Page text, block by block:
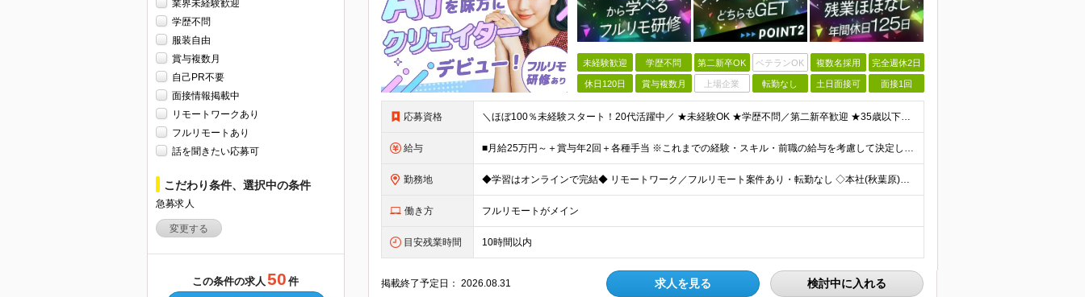
業界未経験歓迎
学歴不問
服装自由
賞与複数月
自己PR不要
面接情報掲載中
リモートワークあり
フルリモートあり
話を聞きたい応募可
こだわり条件、選択中の条件
急募求人
変更する
この条件の求人 50 件
未経験歓迎 学歴不問 第二新卒OK ベテランOK 複数名採用 完全週休2日
休日120日 賞与複数月 上場企業 転勤なし 土日面接可 面接1回
応募資格 ＼ほぼ100％未経験スタート！20代活躍中／ ★未経験OK ★学歴不問／第二新卒歓迎 ★35歳以下の方（若年層の長期キャリア形成を図るため） ＜こんな方は大歓迎！＞ ・YouTubeやTikTokな
給与 ■月給25万円～＋賞与年2回＋各種手当 ※これまでの経験・スキル・前職の給与を考慮して決定します ※上記には、固定残業代（月20時間分／32,500円～）が含まれます ＜研修期間（7ヶ月～最大10ヶ
勤務地 ◆学習はオンラインで完結◆ リモートワーク／フルリモート案件あり・転勤なし ◇本社(秋葉原)または一都三県のクライアント先 ※勤務地につきましては、ご相談の上で配属 ＜本社＞ ◇東京都台東区台東1
働き方 フルリモートがメイン
目安残業時間 10時間以内
掲載終了予定日：2026.08.31 求人を見る 検討中に入れる